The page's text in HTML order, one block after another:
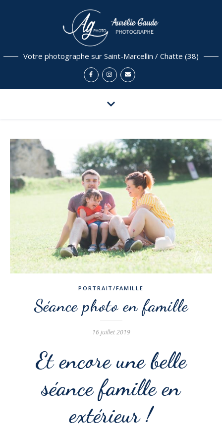
Votre photographe sur Saint-Marcellin / Chatte (38)
PORTRAIT/FAMILLE
Séance photo en famille
16 juillet 2019
Et encore une belle
séance famille en
extérieur !